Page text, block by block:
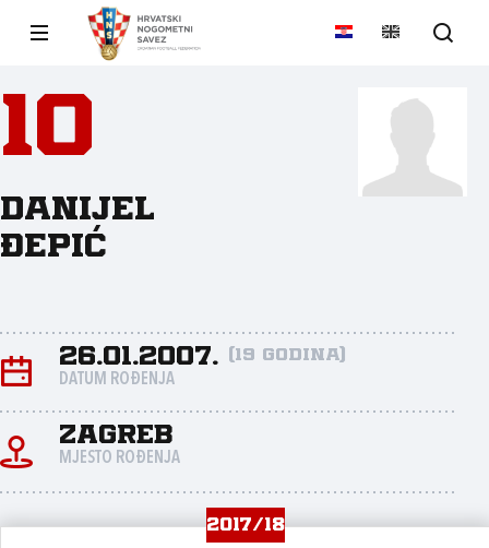
10
Danijel
Đepić
26.01.2007. (19 godina)
DATUM ROĐENJA
Zagreb
MJESTO ROĐENJA
2017/18